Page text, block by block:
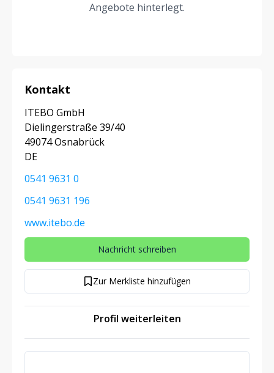
Angebote hinterlegt.
Kontakt
ITEBO GmbH
Dielingerstraße 39/40
49074 Osnabrück
DE
0541 9631 0
0541 9631 196
www.itebo.de
Nachricht schreiben
Zur Merkliste hinzufügen
Profil weiterleiten